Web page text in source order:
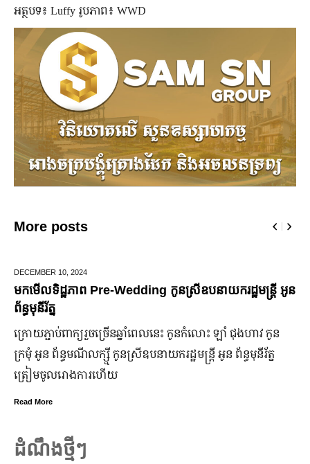
អត្ថបទ៖ Luffy រូបភាព៖ WWD
More posts
10,2024
មើលទិដ្ឋភាព Pre-Wedding កូនស្រីឧបនាយករដ្ឋមន្រ្តី អូន
ធមុនីរ័ត្ន
ោយ​ភ្ជាប់​ពាក្យ​រួច​ច្រើន​ឆ្នាំ​ពេលនេះ កូនកំលោះ ឡាំ ជុងហាវ កូន
មុំ អូន ព័ន្ធមណីលក្ស្មី កូនស្រី​ឧបនាយករដ្ឋមន្ត្រី អូន ព័ន្ធមុនីរ័ត្ន
ៀម​ចូល​រោងការ​ហើយ
More
ម
ដំណឹងថ្មីៗ